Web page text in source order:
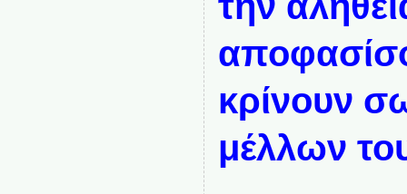
κρίνουν
μέλλων